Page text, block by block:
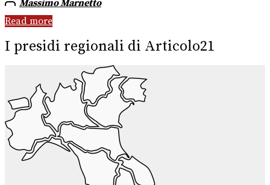
Massimo Marnetto
Read more
I presidi regionali di Articolo21